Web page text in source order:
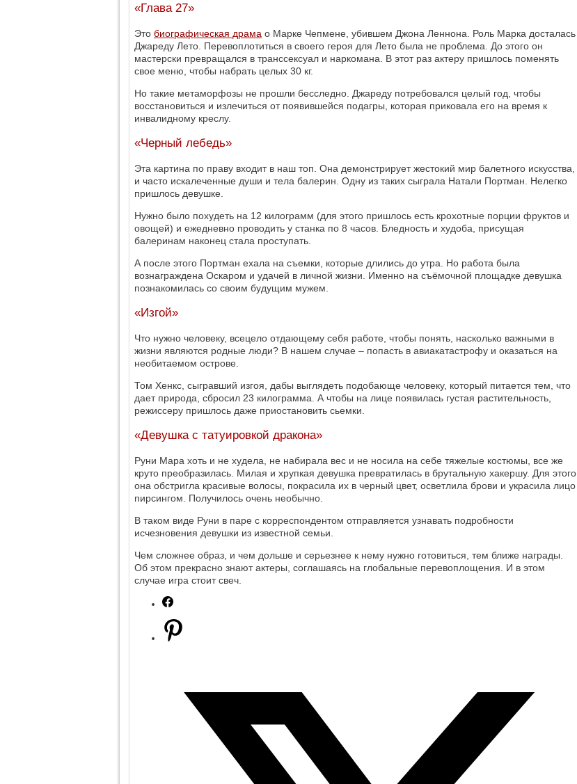
«Глава 27»
Это биографическая драма о Марке Чепмене, убившем Джона Леннона. Роль Марка досталась
Джареду Лето. Перевоплотиться в своего героя для Лето была не проблема. До этого он
мастерски превращался в транссексуал и наркомана. В этот раз актеру пришлось поменять
свое меню, чтобы набрать целых 30 кг.
Но такие метаморфозы не прошли бесследно. Джареду потребовался целый год, чтобы
восстановиться и излечиться от появившейся подагры, которая приковала его на время к
инвалидному креслу.
«Черный лебедь»
Эта картина по праву входит в наш топ. Она демонстрирует жестокий мир балетного искусства,
и часто искалеченные души и тела балерин. Одну из таких сыграла Натали Портман. Нелегко
пришлось девушке.
Нужно было похудеть на 12 килограмм (для этого пришлось есть крохотные порции фруктов и
овощей) и ежедневно проводить у станка по 8 часов. Бледность и худоба, присущая
балеринам наконец стала проступать.
А после этого Портман ехала на съемки, которые длились до утра. Но работа была
вознаграждена Оскаром и удачей в личной жизни. Именно на съёмочной площадке девушка
познакомилась со своим будущим мужем.
«Изгой»
Что нужно человеку, всецело отдающему себя работе, чтобы понять, насколько важными в
жизни являются родные люди? В нашем случае – попасть в авиакатастрофу и оказаться на
необитаемом острове.
Том Хенкс, сыгравший изгоя, дабы выглядеть подобающе человеку, который питается тем, что
дает природа, сбросил 23 килограмма. А чтобы на лице появилась густая растительность,
режиссеру пришлось даже приостановить сьемки.
«Девушка с татуировкой дракона»
Руни Мара хоть и не худела, не набирала вес и не носила на себе тяжелые костюмы, все же
круто преобразилась. Милая и хрупкая девушка превратилась в брутальную хакершу. Для этого
она обстригла красивые волосы, покрасила их в черный цвет, осветлила брови и украсила лицо
пирсингом. Получилось очень необычно.
В таком виде Руни в паре с корреспондентом отправляется узнавать подробности
исчезновения девушки из известной семьи.
Чем сложнее образ, и чем дольше и серьезнее к нему нужно готовиться, тем ближе награды.
Об этом прекрасно знают актеры, соглашаясь на глобальные перевоплощения. И в этом
случае игра стоит свеч.